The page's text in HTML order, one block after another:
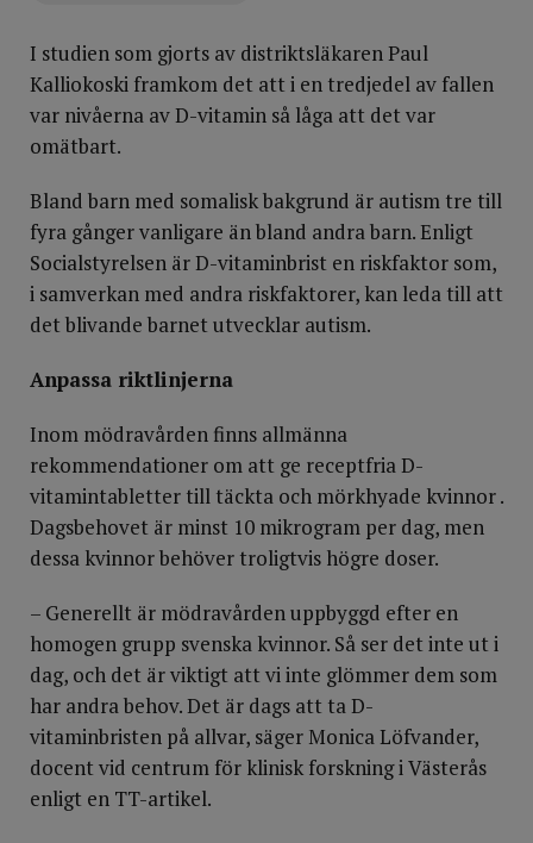
I studien som gjorts av distriktsläkaren Paul
Kalliokoski framkom det att i en tredjedel av fallen
var nivåerna av D-vitamin så låga att det var
omätbart.
Bland barn med somalisk bakgrund är autism tre till
fyra gånger vanligare än bland andra barn. Enligt
Socialstyrelsen är D-vitaminbrist en riskfaktor som,
i samverkan med andra riskfaktorer, kan leda till att
det blivande barnet utvecklar autism.
Anpassa riktlinjerna
Inom mödravården finns allmänna
rekommendationer om att ge receptfria D-
vitamintabletter till täckta och mörkhyade kvinnor .
Dagsbehovet är minst 10 mikrogram per dag, men
dessa kvinnor behöver troligtvis högre doser.
– Generellt är mödravården uppbyggd efter en
homogen grupp svenska kvinnor. Så ser det inte ut i
dag, och det är viktigt att vi inte glömmer dem som
har andra behov. Det är dags att ta D-
vitaminbristen på allvar, säger Monica Löfvander,
docent vid centrum för klinisk forskning i Västerås
enligt en TT-artikel.